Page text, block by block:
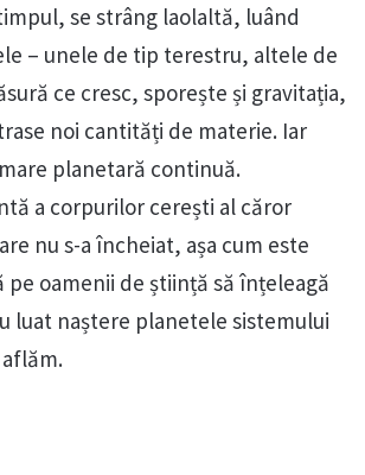
se strâng laolaltă, luând
– unele de tip terestru, altele de
ce cresc, sporește și gravitația,
noi cantități de materie. Iar
planetară continuă.
a corpurilor cerești al căror
nu s-a încheiat, așa cum este
pe oamenii de știință să înțeleagă
luat naștere planetele sistemului